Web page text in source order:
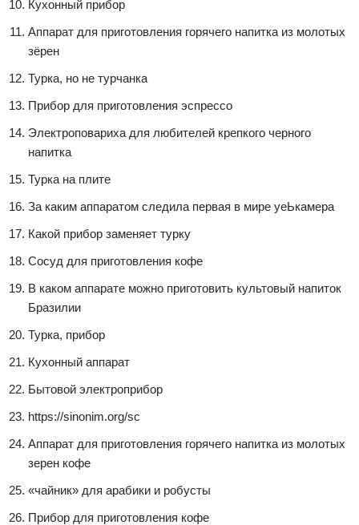
Кухонный прибор
Аппарат для приготовления горячего напитка из молотых
зёрен
Турка, но не турчанка
Прибор для приготовления эспрессо
Электроповариха для любителей крепкого черного
напитка
Турка на плите
За каким аппаратом следила первая в мире уеЬкамера
Какой прибор заменяет турку
Сосуд для приготовления кофе
В каком аппарате можно приготовить культовый напиток
Бразилии
Турка, прибор
Кухонный аппарат
Бытовой электроприбор
https://sinonim.org/sc
Аппарат для приготовления горячего напитка из молотых
зерен кофе
«чайник» для арабики и робусты
Прибор для приготовления кофе